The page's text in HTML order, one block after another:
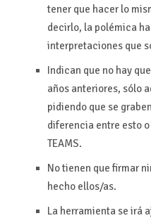
tener que hacer lo
decirlo, la polémica
interpretaciones que
Indican que no hay
años anteriores, sólo
pidiendo que se
diferencia entre esto
TEAMS.
No tienen que firmar
hecho ellos/as.
La herramienta se irá